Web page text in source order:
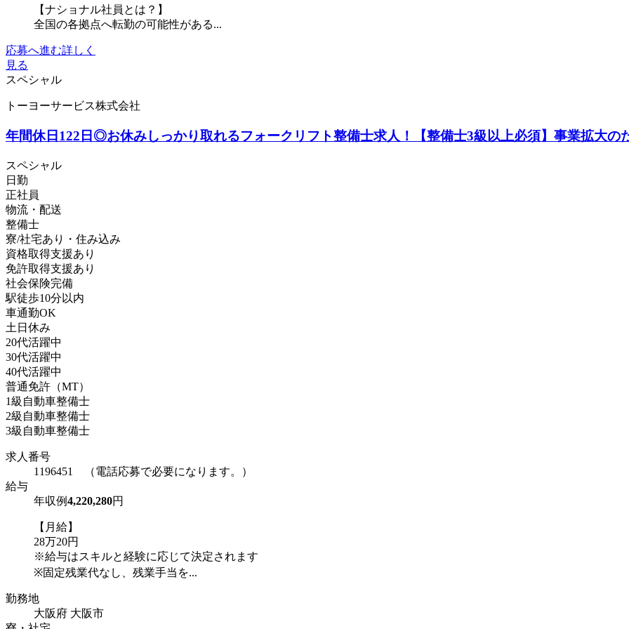
【ナショナル社員とは？】
全国の各拠点へ転勤の可能性がある...
応募へ進む詳しく
見る
スペシャル
トーヨーサービス株式会社
年間休日122日◎お休みしっかり取れるフォークリフト整備士求人！【整備士3級以上必須】事業拡大の
スペシャル
日勤
正社員
物流・配送
整備士
寮/社宅あり・住み込み
資格取得支援あり
免許取得支援あり
社会保険完備
駅徒歩10分以内
車通勤OK
土日休み
20代活躍中
30代活躍中
40代活躍中
普通免許（MT）
1級自動車整備士
2級自動車整備士
3級自動車整備士
求人番号
1196451 （電話応募で必要になります。）
給与
年収例4,220,280円
【月給】
28万20円
※給与はスキルと経験に応じて決定されます
※固定残業代なし、残業手当を...
勤務地
大阪府 大阪市